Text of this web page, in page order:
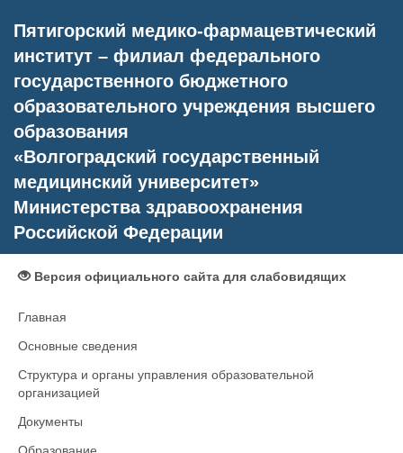
Пятигорский медико-фармацевтический
институт – филиал федерального
государственного бюджетного
образовательного учреждения высшего
образования
«Волгоградский государственный
медицинский университет»
Министерства здравоохранения
Российской Федерации
Версия официального сайта для слабовидящих
Главная
Основные сведения
Структура и органы управления образовательной
организацией
Документы